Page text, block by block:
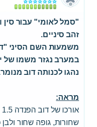
"סמל לאומי" עבור
זהב סיניים.
משמעות השם הסיני
במערב נגזר משמו של
נהגו לכנותה דוב
מראה:
שחורות, גופה שחור